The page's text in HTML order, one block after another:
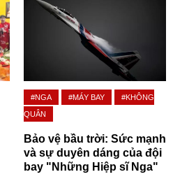
#NGA #MÁY BAY
#KHÔNG
QUÂN
Bảo vệ bầu trời: Sức mạnh
và sự duyên dáng của đội
bay "Những Hiệp sĩ Nga"